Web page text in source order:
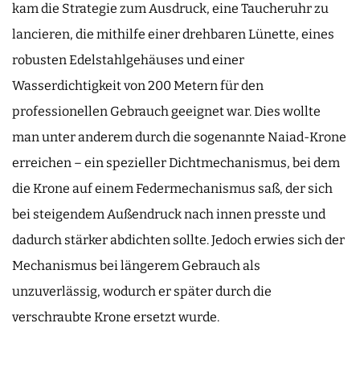
kam die Strategie zum Ausdruck, eine Taucheruhr zu
lancieren, die mithilfe einer drehbaren Lünette, eines
robusten Edelstahlgehäuses und einer
Wasserdichtigkeit von 200 Metern für den
professionellen Gebrauch geeignet war. Dies wollte
man unter anderem durch die sogenannte Naiad-Krone
erreichen – ein spezieller Dichtmechanismus, bei dem
die Krone auf einem Federmechanismus saß, der sich
bei steigendem Außendruck nach innen presste und
dadurch stärker abdichten sollte. Jedoch erwies sich der
Mechanismus bei längerem Gebrauch als
unzuverlässig, wodurch er später durch die
verschraubte Krone ersetzt wurde.